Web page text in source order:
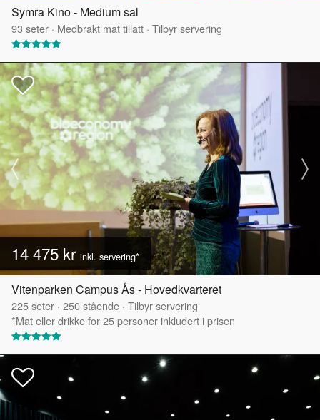
Symra Kino - Medium sal
93 seter · Medbrakt mat tillatt · Tilbyr servering
14 475 kr inkl. servering*
Vitenparken Campus Ås - Hovedkvarteret
225seter · 250stående · Tilbyr servering
*Mat eller drikke for 25 personer inkludert i prisen